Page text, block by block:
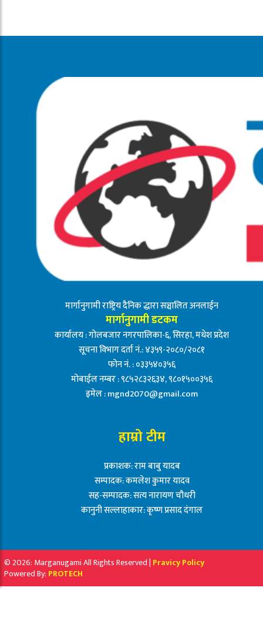
मार्गानुगामी राष्ट्रिय दैनिक द्धारा सञ्चालित अनलाईन
मार्गानुगामी डटकम
कार्यालय : गोलबजार नगरपालिका-६, सिरहा, मधेश प्रदेश
सूचना विभाग दर्ता नं.: ४३५९-२०८०/२०८१
फोन नं. : ०३३५४०३५६
मोबाईल नम्बर : ९८५२८३२६३४, ९८०१५००३५६
इमेल :mgnd2070@gmail.com
हाम्रो टीम
प्रकाशक: राम बाबु यादब
सम्पादक: कमलेश कुमार यादव
सह-सम्पादक: सत्य नारायण चौधरी
कानुनी सल्लाहाकार: कृष्ण प्रसाद दंगाल
© 2026: Marganugami All Rights Reserved | Pravicy Policy
Powered By: PROTECH